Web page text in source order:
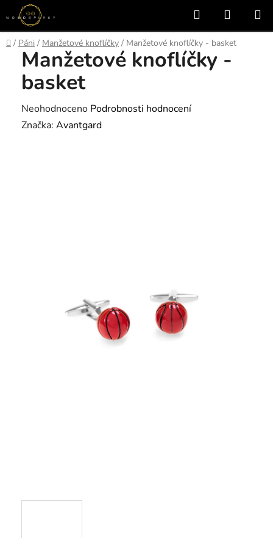
Přejít
na
obsah
Hledat
KOŠÍK
Domů
/ Páni / Manžetové knoflíčky / Manžetové knoflíčky - basket
Manžetové knoflíčky -
basket
Průměrné
hodnocení
Neohodnoceno Podrobnosti hodnocení
Značka: Avantgard